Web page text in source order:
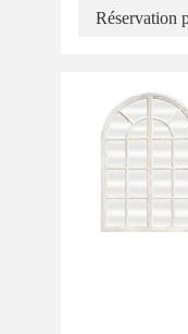
Réservation